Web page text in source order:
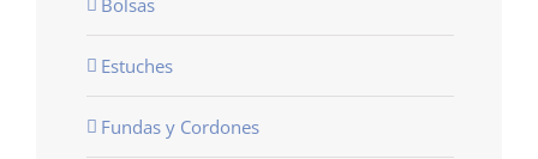
Estuches
Fundas y Cordones